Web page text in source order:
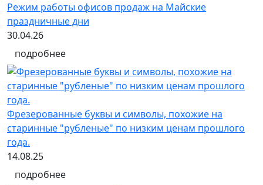
Режим работы офисов продаж на Майские
праздничные дни
30.04.26
подробнее
Фрезерованные буквы и символы, похожие на
старинные "рубленые" по низким ценам прошлого
года.
14.08.25
подробнее